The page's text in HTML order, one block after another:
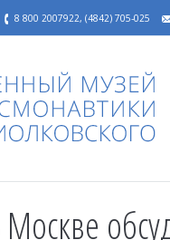
8 800 2007922, (4842) 705-025